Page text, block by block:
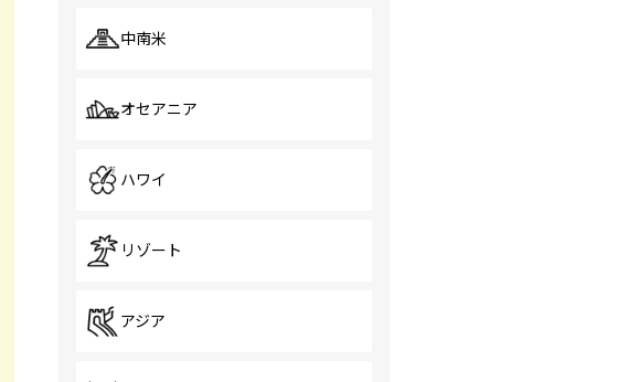
中南米
オセアニア
ハワイ
リゾート
アジア